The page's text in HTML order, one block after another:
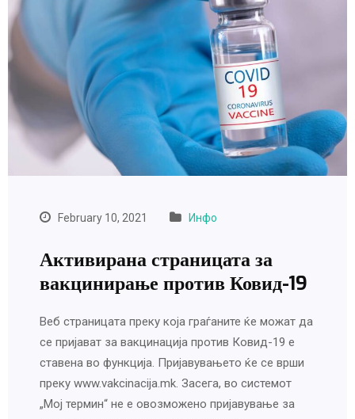
February 10, 2021 Инфо
Активирана страницата за
вакцинирање против Ковид-19
Веб страницата преку која граѓаните ќе можат да
се пријават за вакцинација против Ковид-19 е
ставена во функција. Пријавувањето ќе се врши
преку www.vakcinacija.mk. Засега, во системот
„Мој термин“ не е овозможено пријавување за